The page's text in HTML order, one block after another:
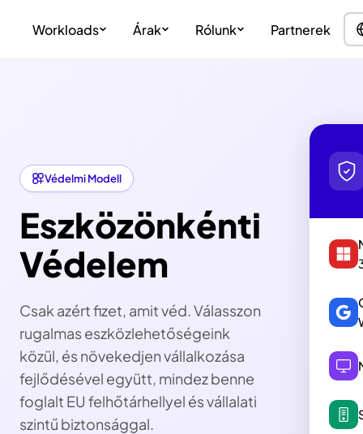
Workloads Árak Rólunk Partnerek
Védelmi Modell
Eszközönkénti
Védelem
Csak azért fizet, amit véd. Válasszon
rugalmas eszközlehetőségeink
közül, és növekedjen vállalkozása
fejlődésével együtt, mindez benne
foglalt EU felhőtárhellyel és vállalati
szintű biztonsággal.